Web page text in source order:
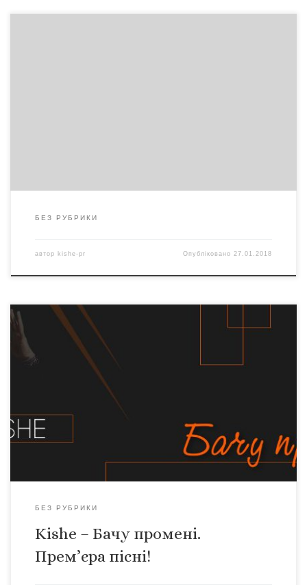
БЕЗ РУБРИКИ
автор kishe-pr Опубліковано 27.01.2018
Відбулася прем’єра нової пісні Kishe “Бачу промені”.
Творча команда Kishe з радістю представляє нову пісню
“Бачу промені”. Історія цієї пісні неймовірно довга –
є в музичних магазинах – ITunes, Google play, Amazon та
інших. І відтепер український слухач може […]
БЕЗ РУБРИКИ
Kishe – Бачу променi.
Прем’єра пісні!